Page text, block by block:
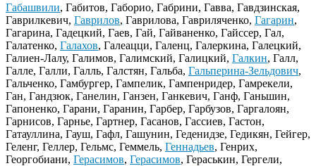
Габашвили, Габитов, Габорио, Габрини, Гавва, Гавдзинская,
Гаврилкевич, Гаврилов, Гаврилова, Гавриляченко, Гагарин,
Гагарина, Гадецкий, Гаев, Гай, Гайваненко, Гайссер, Гал,
Галатенко, Галахов, Галеацци, Галенц, Галеркина, Галецкий,
Галиен-Лалу, Галимов, Галимский, Галицкий, Галкин, Галл,
Галле, Галли, Галль, Галстян, Гальба, Гальперина-Зельдович,
Гальченко, Гамбургер, Гампелик, Гампенридер, Гамрекели,
Ган, Гандзюк, Ганелин, Ганзен, Ганкевич, Ганф, Ганьшин,
Гапоненко, Гарани, Гаранин, Гарбер, Гарбузов, Гаргалоян,
Гарнисов, Гарнье, Гартнер, Гасанов, Гассиев, Гастон,
Гатауллина, Гауш, Гафл, Гашунин, Геденидзе, Гедикян, Гейгер,
Геленг, Геллер, Гельмс, Геммель, Геннадьев, Генрих,
Георгобиани, Герасимов, Герасимов, Гераськин, Гергели,